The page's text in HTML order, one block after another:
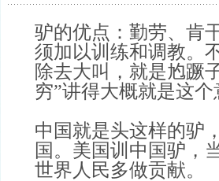
驴的优点：勤劳、肯
须加以训练和调教。
除去大叫，就是尥蹶
穷”讲得大概就是这个
中国就是头这样的驴
国。美国训中国驴，
世界人民多做贡献。